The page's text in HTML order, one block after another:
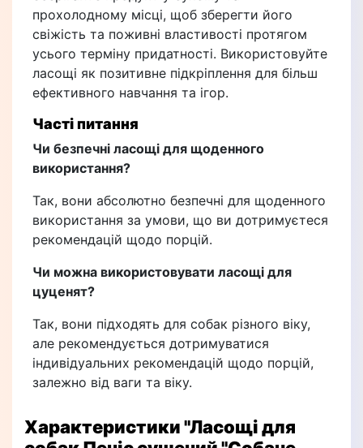
прохолодному місці, щоб зберегти його
свіжість та поживні властивості протягом
усього терміну придатності. Використовуйте
ласощі як позитивне підкріплення для більш
ефективного навчання та ігор.
Часті питання
Чи безпечні ласощі для щоденного
використання?
Так, вони абсолютно безпечні для щоденного
використання за умови, що ви дотримуєтеся
рекомендацій щодо порцій.
Чи можна використовувати ласощі для
цуценят?
Так, вони підходять для собак різного віку,
але рекомендується дотримуватися
індивідуальних рекомендацій щодо порцій,
залежно від ваги та віку.
Характеристики"Ласощі для